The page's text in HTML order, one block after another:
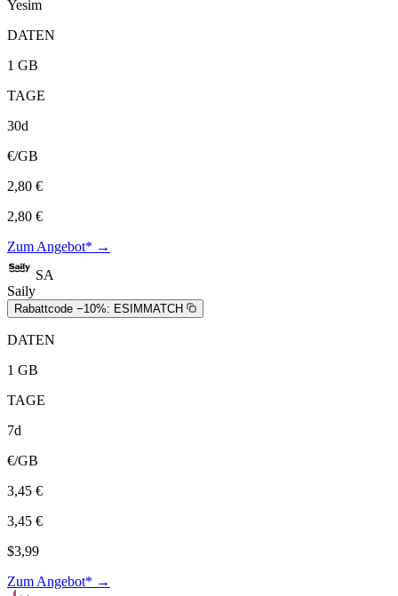
Yesim
DATEN
1 GB
TAGE
30d
€/GB
2,80 €
2,80 €
Zum Angebot* →
SA
Saily
Rabattcode −10%: ESIMMATCH
DATEN
1 GB
TAGE
7d
€/GB
3,45 €
3,45 €
$3,99
Zum Angebot* →